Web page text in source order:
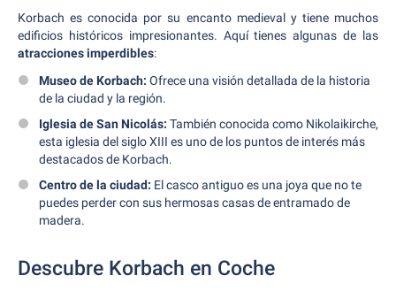
Korbach es conocida por su encanto medieval y tiene muchos
edificios históricos impresionantes. Aquí tienes algunas de las
atracciones imperdibles:
Museo de Korbach: Ofrece una visión detallada de la historia
de la ciudad y la región.
Iglesia de San Nicolás: También conocida como Nikolaikirche,
esta iglesia del siglo XIII es uno de los puntos de interés más
destacados de Korbach.
Centro de la ciudad: El casco antiguo es una joya que no te
puedes perder con sus hermosas casas de entramado de
madera.
Descubre Korbach en Coche